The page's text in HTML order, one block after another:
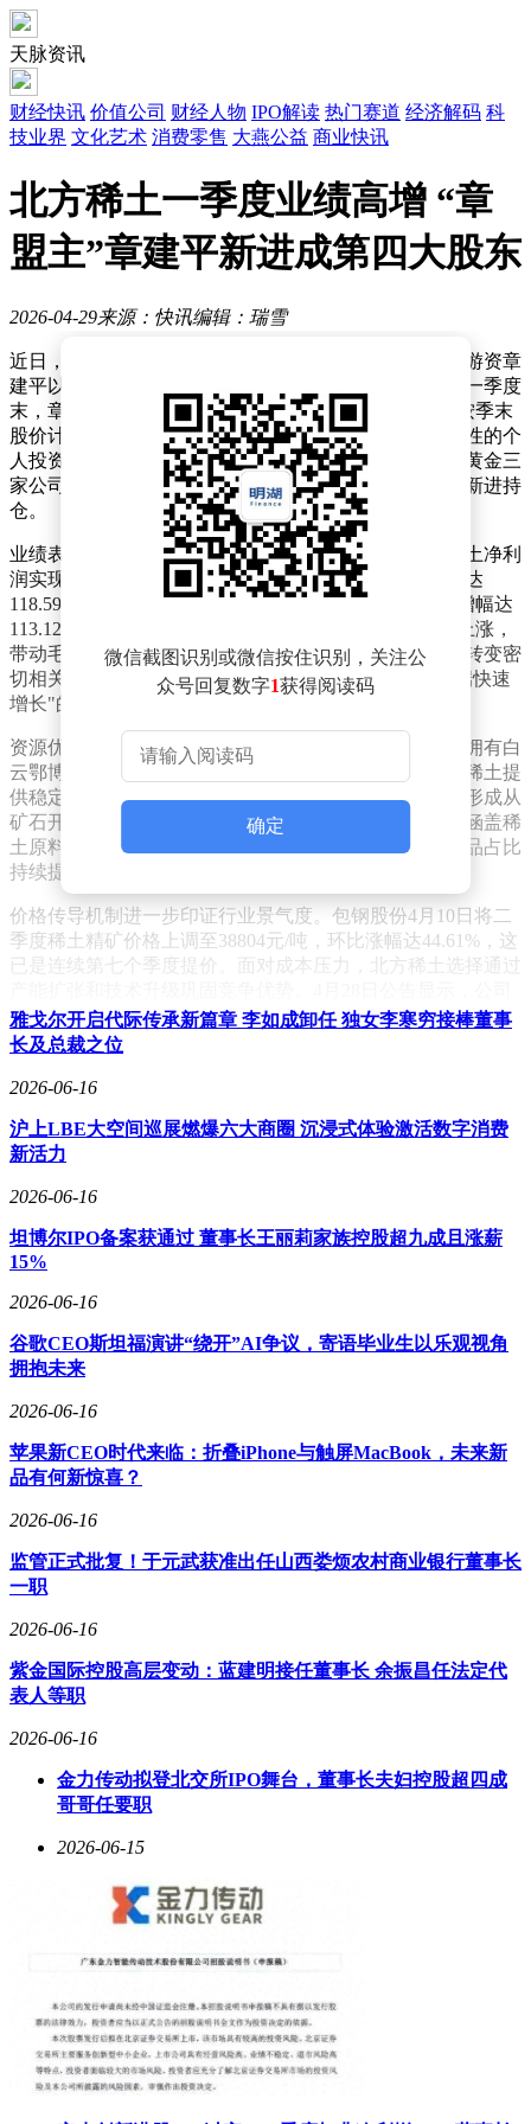
天脉资讯
财经快讯 价值公司 财经人物 IPO解读 热门赛道 经济解码 科
技业界 文化艺术 消费零售 大燕公益 商业快讯
北方稀土一季度业绩高增 “章
盟主”章建平新进成第四大股东
2026-04-29来源：快讯编辑：瑞雪
近日，北方稀土发布的一季度报告引发市场关注，知名游资章
建平以第四大股东身份现身股东名单。数据显示，截至一季度
末，章建平持有北方稀土7225.44万股，占总股本2%，按季末
股价计算持股市值达34.45亿元。作为A股市场具有代表性的个
人投资者，章建平同时持有东材科技、西部材料和四川黄金三
家公司股份，其中除东材科技为加仓操作外，其余均为新进持
仓。
业绩表现成为吸引资本布局的关键因素。2025年北方稀土净利
润实现翻倍增长，今年一季度延续强劲势头，营业收入达
118.59亿元，同比增长27.69%；净利润9.18亿元，同比增幅达
113.12%。公司解释称，镨钕等核心稀土产品均价同比上涨，
带动毛利水平显著提升。这种增长态势与行业供需格局转变密
切相关，当前稀土市场已进入"供给端持续收紧、需求端快速
增长"的新周期。
资源优势构筑了企业的护城河。控股股东包钢集团独家拥有白
云鄂博矿开采权，这座全球最大的铁稀土共生矿为北方稀土提
供稳定原料保障。通过与包钢股份的产业链协作，公司形成从
矿石开采到精矿生产的完整供应体系。目前其产品矩阵涵盖稀
土原料、新材料及终端应用三大领域，其中高附加值产品占比
持续提升。
价格传导机制进一步印证行业景气度。包钢股份4月10日将二
季度稀土精矿价格上调至38804元/吨，环比涨幅达44.61%，这
已是连续第七个季度提价。面对成本压力，北方稀土选择通过
拟投资7.79亿元建设科技创新平台，虽然该项目不直接产生经
济效益，但将显著提升研发能力。
在产业链延伸方面，公司动作频频。3月份宣布的两大投资项
富产品品类；同步推进的1万吨含铈钕铁硼磁性材料项目，则
标志着向下游磁材领域的深度拓展。这些布局与行业发展趋势
求激增，企业正加速向价值链中高端攀升。
微信截图识别或微信按住识别，关注公
众号回复数字1获得阅读码
确定
雅戈尔开启代际传承新篇章 李如成卸任 独女李寒穷接棒董事
长及总裁之位
2026-06-16
沪上LBE大空间巡展燃爆六大商圈 沉浸式体验激活数字消费
新活力
2026-06-16
坦博尔IPO备案获通过 董事长王丽莉家族控股超九成且涨薪
15%
2026-06-16
谷歌CEO斯坦福演讲“绕开”AI争议，寄语毕业生以乐观视角
拥抱未来
2026-06-16
苹果新CEO时代来临：折叠iPhone与触屏MacBook，未来新
品有何新惊喜？
2026-06-16
监管正式批复！于元武获准出任山西娄烦农村商业银行董事长
一职
2026-06-16
紫金国际控股高层变动：蓝建明接任董事长 余振昌任法定代
表人等职
2026-06-16
金力传动拟登北交所IPO舞台，董事长夫妇控股超四成
哥哥任要职
2026-06-15